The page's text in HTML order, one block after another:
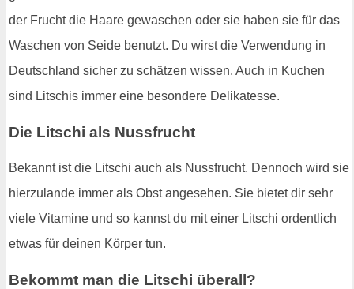
der Frucht die Haare gewaschen oder sie haben sie für das
Waschen von Seide benutzt. Du wirst die Verwendung in
Deutschland sicher zu schätzen wissen. Auch in Kuchen
sind Litschis immer eine besondere Delikatesse.
Die Litschi als Nussfrucht
Bekannt ist die Litschi auch als Nussfrucht. Dennoch wird sie
hierzulande immer als Obst angesehen. Sie bietet dir sehr
viele Vitamine und so kannst du mit einer Litschi ordentlich
etwas für deinen Körper tun.
Bekommt man die Litschi überall?